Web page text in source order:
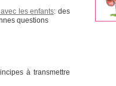
les enfants: des
questions
à transmettre